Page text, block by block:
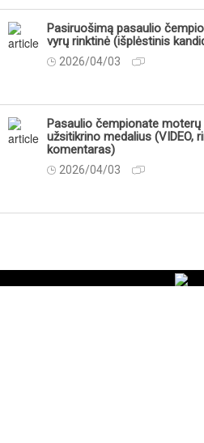
Pasiruošimą pasaulio
vyrų rinktinė (išplėstinis
2026/04/03
Pasaulio čempionate
užsitikrino medalius (VIDEO,
komentaras)
2026/04/03